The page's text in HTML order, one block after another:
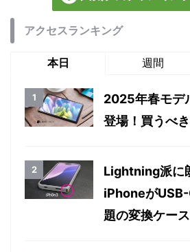
アクセスランキング
本日 週間
2025年春モデ
登場！買うべ
Lightning派に
iPhoneが
題の変換ケー